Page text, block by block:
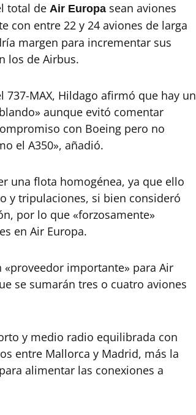
total de Air Europa sean aviones
con entre 22 y 24 aviones de larga
margen para incrementar sus
los de Airbus.
MAX, Hildago afirmó que hay un
aunque evitó comentar
con Boeing pero no
el A350», añadió.
una flota homogénea, ya que ello
y tripulaciones, si bien consideró
por lo que «forzosamente»
en Air Europa.
importante» para Air
se sumarán tres o cuatro aviones
y medio radio equilibrada con
entre Mallorca y Madrid, más la
alimentar las conexiones a